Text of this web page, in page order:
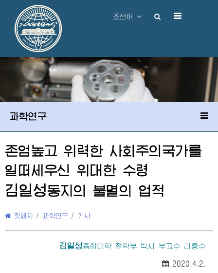
조선어
과학연구
존엄높고 위력한 사회주의국가를
일떠세우신 위대한 수령
김일성동지 의 불멸의 업적
첫페지 / 과학연구 / 기사
김일성종합대학 철학부 박사 부교수 리홍수
2020.4.2.